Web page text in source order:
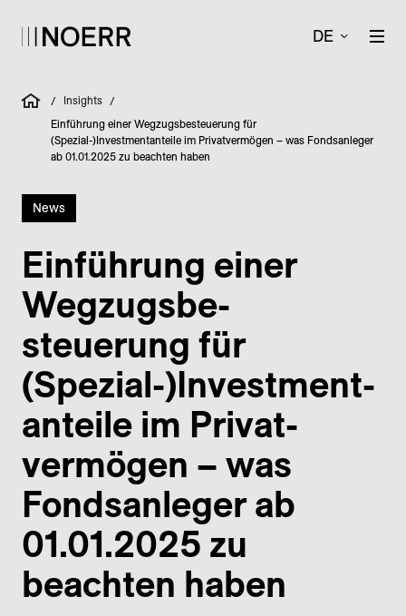
DE
/ Insights /
Einführung einer Wegzugsbesteuerung für
(Spezial-)Investmentanteile im Privatvermögen – was Fondsanleger
ab 01.01.2025 zu beachten haben
News
Einführung einer
Weg­zugs­be­
steuerung für
(Spezial-)Invest­ment­
anteile im Privat­
vermögen – was
Fonds­anleger ab
01.01.2025 zu
beachten haben